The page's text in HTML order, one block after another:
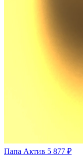
Папа Актив 5 877 ₽